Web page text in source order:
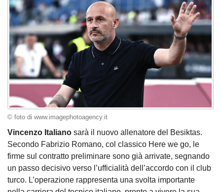
© foto di www.imagephotoagency.it
Vincenzo Italiano sarà il nuovo allenatore del Besiktas.
Secondo Fabrizio Romano, col classico Here we go, le
firme sul contratto preliminare sono già arrivate, segnando
un passo decisivo verso l’ufficialità dell’accordo con il club
turco. L’operazione rappresenta una svolta importante